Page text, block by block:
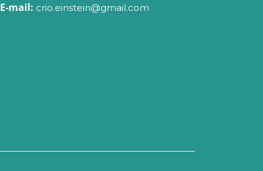
E-mail: crio.einstein@gmail.com